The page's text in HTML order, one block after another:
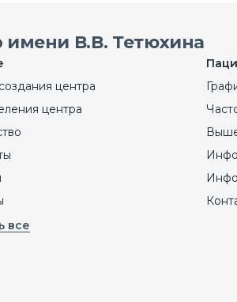
В.В. Тетюхина
центра
центра
все